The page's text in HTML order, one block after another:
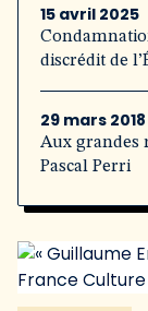
15 avril 2025
discrédit de
29 mars 2018
Aux grandes
Pascal Perri